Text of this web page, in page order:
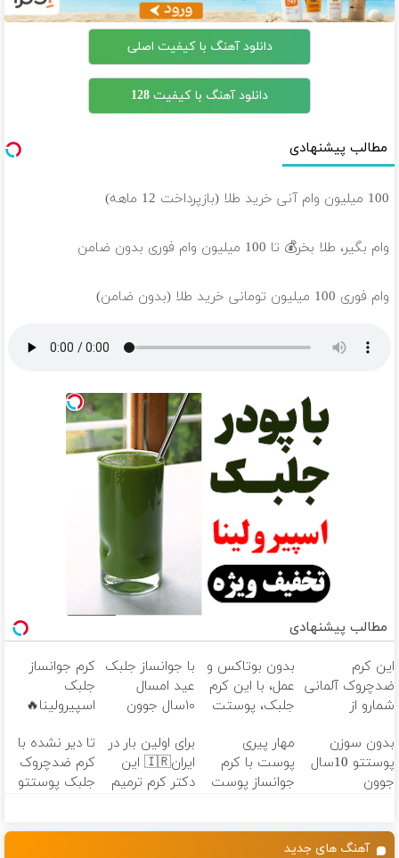
دانلود آهنگ با کیفیت اصلی
دانلود آهنگ با کیفیت 128
مطالب پیشنهادی
100 میلیون وام آنی خرید طلا (بازپرداخت 12 ماهه)
وام بگیر، طلا بخر💰 تا 100 میلیون وام فوری بدون ضامن
وام فوری 100 میلیون تومانی خرید طلا (بدون ضامن)
مطالب پیشنهادی
این کرم
ضدچروک آلمانی
شمارو از
میکنه. (تخفیف
تا امشب)
بدون بوتاکس و
عمل، با این کرم
جلبک، پوستت
با جوانساز جلبک
عید امسال
۱۰سال جوون
کرم جوانساز
جلبک
اسپیرولینا🔥
آلمان)
بدون سوزن
پوستتو 10سال
جوون
مهار پیری
پوست با کرم
جوانساز پوست
برای اولین بار در
ایران🇮🇷 این
دکتر کرم ترمیم
تا دیر نشده با
کرم ضدچروک
جلبک پوستتو
آهنگ های جدید